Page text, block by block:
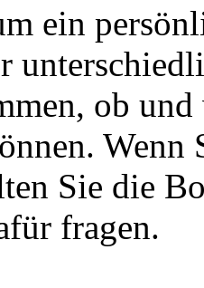
ein
ob
Wenn
Sie die
fragen.